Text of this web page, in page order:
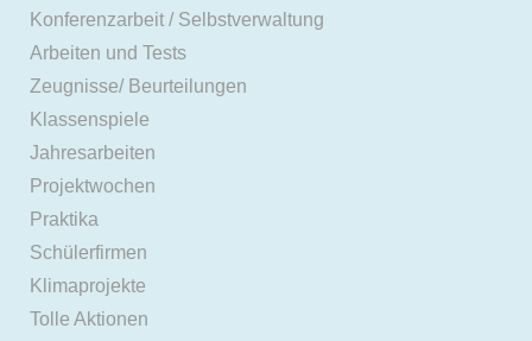
Konferenzarbeit / Selbstverwaltung
Arbeiten und Tests
Zeugnisse/ Beurteilungen
Klassenspiele
Jahresarbeiten
Projektwochen
Praktika
Schülerfirmen
Klimaprojekte
Tolle Aktionen